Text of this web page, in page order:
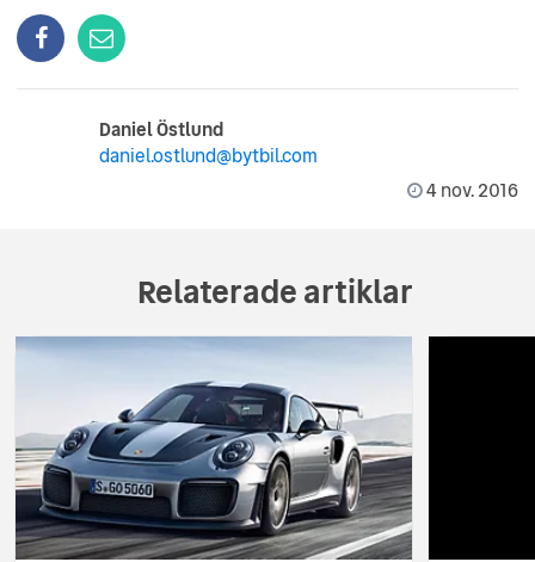
Daniel Östlund
daniel.ostlund@bytbil.com
4 nov. 2016
Relaterade artiklar